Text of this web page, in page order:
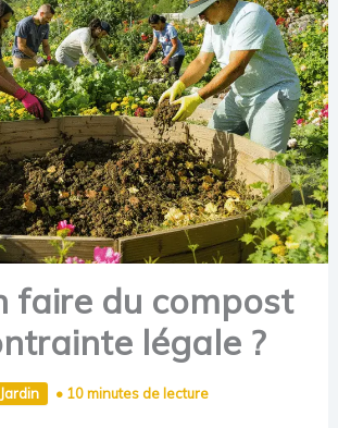
faire du compost
légale ?
Jardin • 10 minutes de lecture